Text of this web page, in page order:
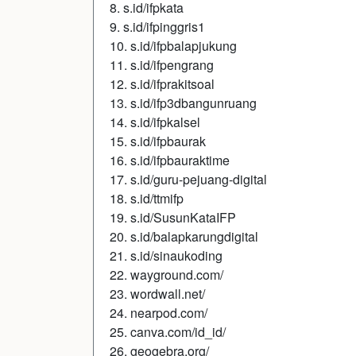
8. s.id/ifpkata
9. s.id/ifpinggris1
10. s.id/ifpbalapjukung
11. s.id/ifpengrang
12. s.id/ifprakitsoal
13. s.id/ifp3dbangunruang
14. s.id/ifpkalsel
15. s.id/ifpbaurak
16. s.id/ifpbauraktime
17. s.id/guru-pejuang-digital
18. s.id/ttmifp
19. s.id/SusunKataIFP
20. s.id/balapkarungdigital
21. s.id/sinaukoding
22. wayground.com/
23. wordwall.net/
24. nearpod.com/
25. canva.com/id_id/
26. geogebra.org/